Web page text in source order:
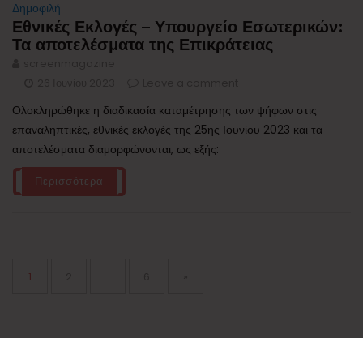
Δημοφιλή
Εθνικές Εκλογές – Υπουργείο Εσωτερικών:
Τα αποτελέσματα της Επικράτειας
Ολοκληρώθηκε η διαδικασία καταμέτρησης των ψήφων στις
επαναληπτικές, εθνικές εκλογές της 25ης Ιουνίου 2023 και τα
αποτελέσματα διαμορφώνονται, ως εξής:
Περισσότερα
άρθρων
Page
1